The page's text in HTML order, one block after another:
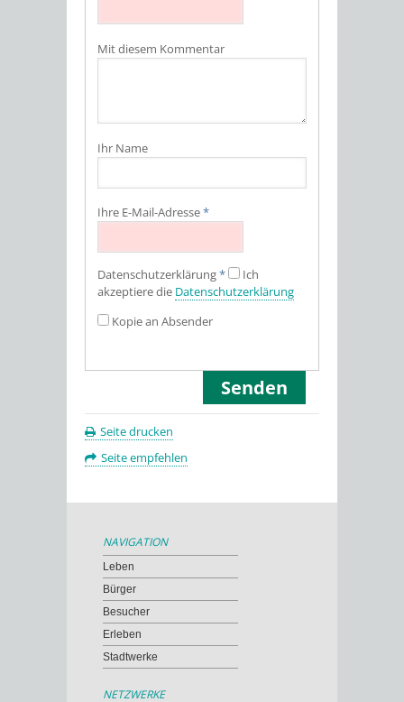
Mit diesem Kommentar
Ihr Name
Ihre E-Mail-Adresse*
Datenschutz­erklärung*
Ich
akzeptiere die Datenschutz­erklärung
Kopie an Absender
Seite drucken
Seite empfehlen
NAVIGATION
Leben
Bürger
Besucher
Erleben
Stadtwerke
NETZWERKE